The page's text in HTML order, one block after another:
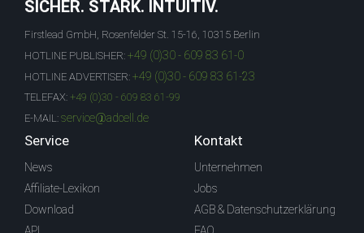
SICHER. STARK. INTUITIV.
Firstlead GmbH, Rosenfelder St. 15-16, 10315 Berlin
HOTLINE PUBLISHER: +49 (0)30 - 609 83 61-0
HOTLINE ADVERTISER: +49 (0)30 - 609 83 61-23
TELEFAX: +49 (0)30 - 609 83 61-99
E-MAIL: service@adcell.de
Service
News
Affiliate-Lexikon
Download
Kontakt
Unternehmen
Jobs
AGB & Datenschutzerklärung